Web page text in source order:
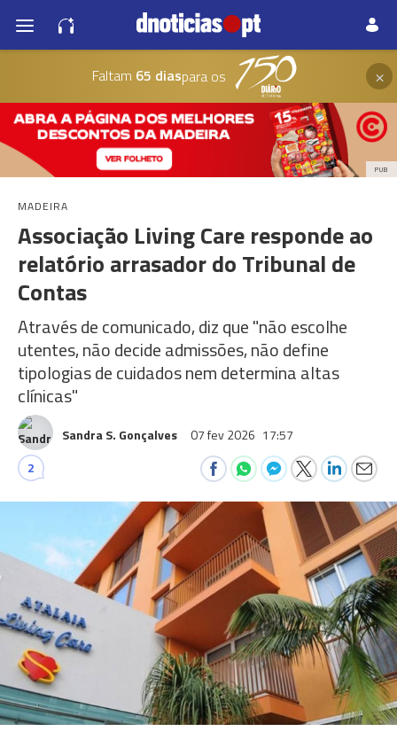
Faltam 65 diaspara os ×
PUB
MADEIRA
Associação Living Care responde ao
relatório arrasador do Tribunal de
Contas
Através de comunicado, diz que "não escolhe
utentes, não decide admissões, não define
tipologias de cuidados nem determina altas
clínicas"
Sandra S. Gonçalves 07 fev 2026 17:57
2